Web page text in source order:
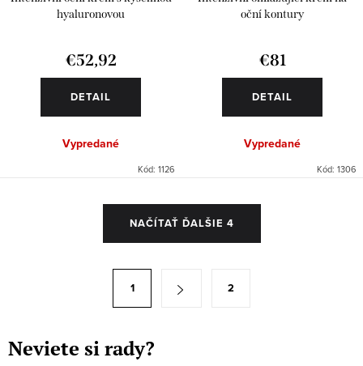
hyaluronovou
€52,92
DETAIL
Vypredané
Kód: 1126
oční kontury
€81
DETAIL
Vypredané
Kód: 1306
c
i
NAČÍTAŤ ĎALŠIE 4
á
1 2
Neviete si rady?